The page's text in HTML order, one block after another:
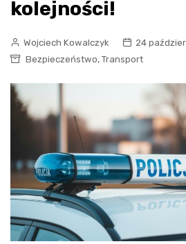
kolejności!
Wojciech Kowalczyk
24
Bezpieczeństwo, Transport